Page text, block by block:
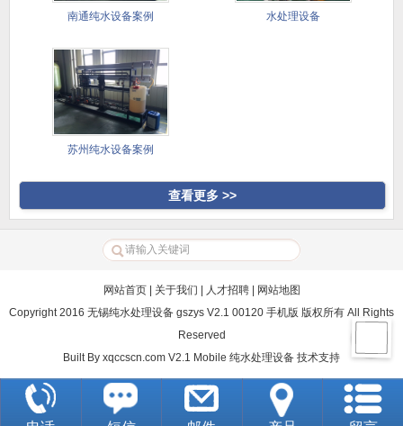
南通纯水设备案例 水处理设备
苏州纯水设备案例
查看更多 >>
网站首页| 关于我们 | 人才招聘| 网站地图
Copyright 2016 无锡纯水处理设备 gszys V2.1 00120 手机版 版权所有 All Rights
Reserved
Built By xqccscn.com V2.1 Mobile 纯水处理设备 技术支持